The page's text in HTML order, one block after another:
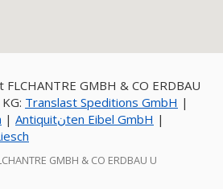
GMBH & CO ERDBAU
Translast Speditions GmbH |
| Antiquitنten Eibel GmbH |
GMBH & CO ERDBAU U